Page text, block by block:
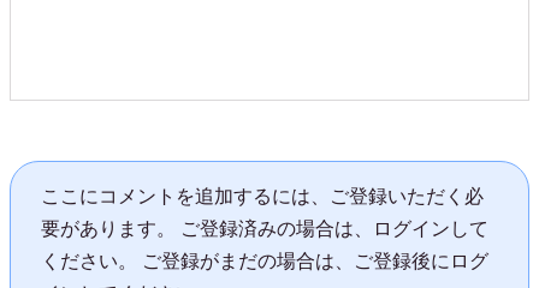
ここにコメントを追加するには、ご登録いただく必
要があります。 ご登録済みの場合は、ログインして
ください。 ご登録がまだの場合は、ご登録後にログ